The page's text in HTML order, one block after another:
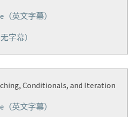
（英文字幕）
字幕）
Conditionals, and Iteration
（英文字幕）